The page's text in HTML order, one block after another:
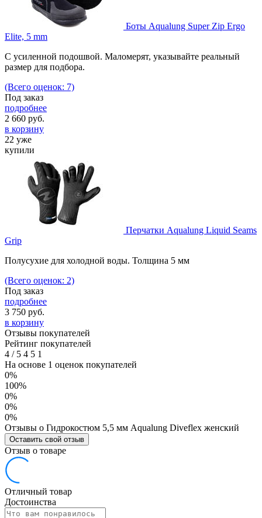
Боты Aqualung Super Zip Ergo
Elite, 5 mm
С усиленной подошвой. Маломерят, указывайте реальный
размер для подбора.
(Всего оценок: 7)
Под заказ
подробнее
2 660 руб.
в корзину
22 уже
купили
Перчатки Aqualung Liquid Seams
Grip
Полусухие для холодной воды. Толщина 5 мм
(Всего оценок: 2)
Под заказ
подробнее
3 750 руб.
в корзину
Отзывы покупателей
Рейтинг покупателей
4 /5 4 5 1
На основе 1 оценок покупателей
0%
100%
0%
0%
0%
Отзывы о Гидрокостюм 5,5 мм Aqualung Diveflex женский
Оставить свой отзыв
Отзыв о товаре
Отличный товар
Достоинства